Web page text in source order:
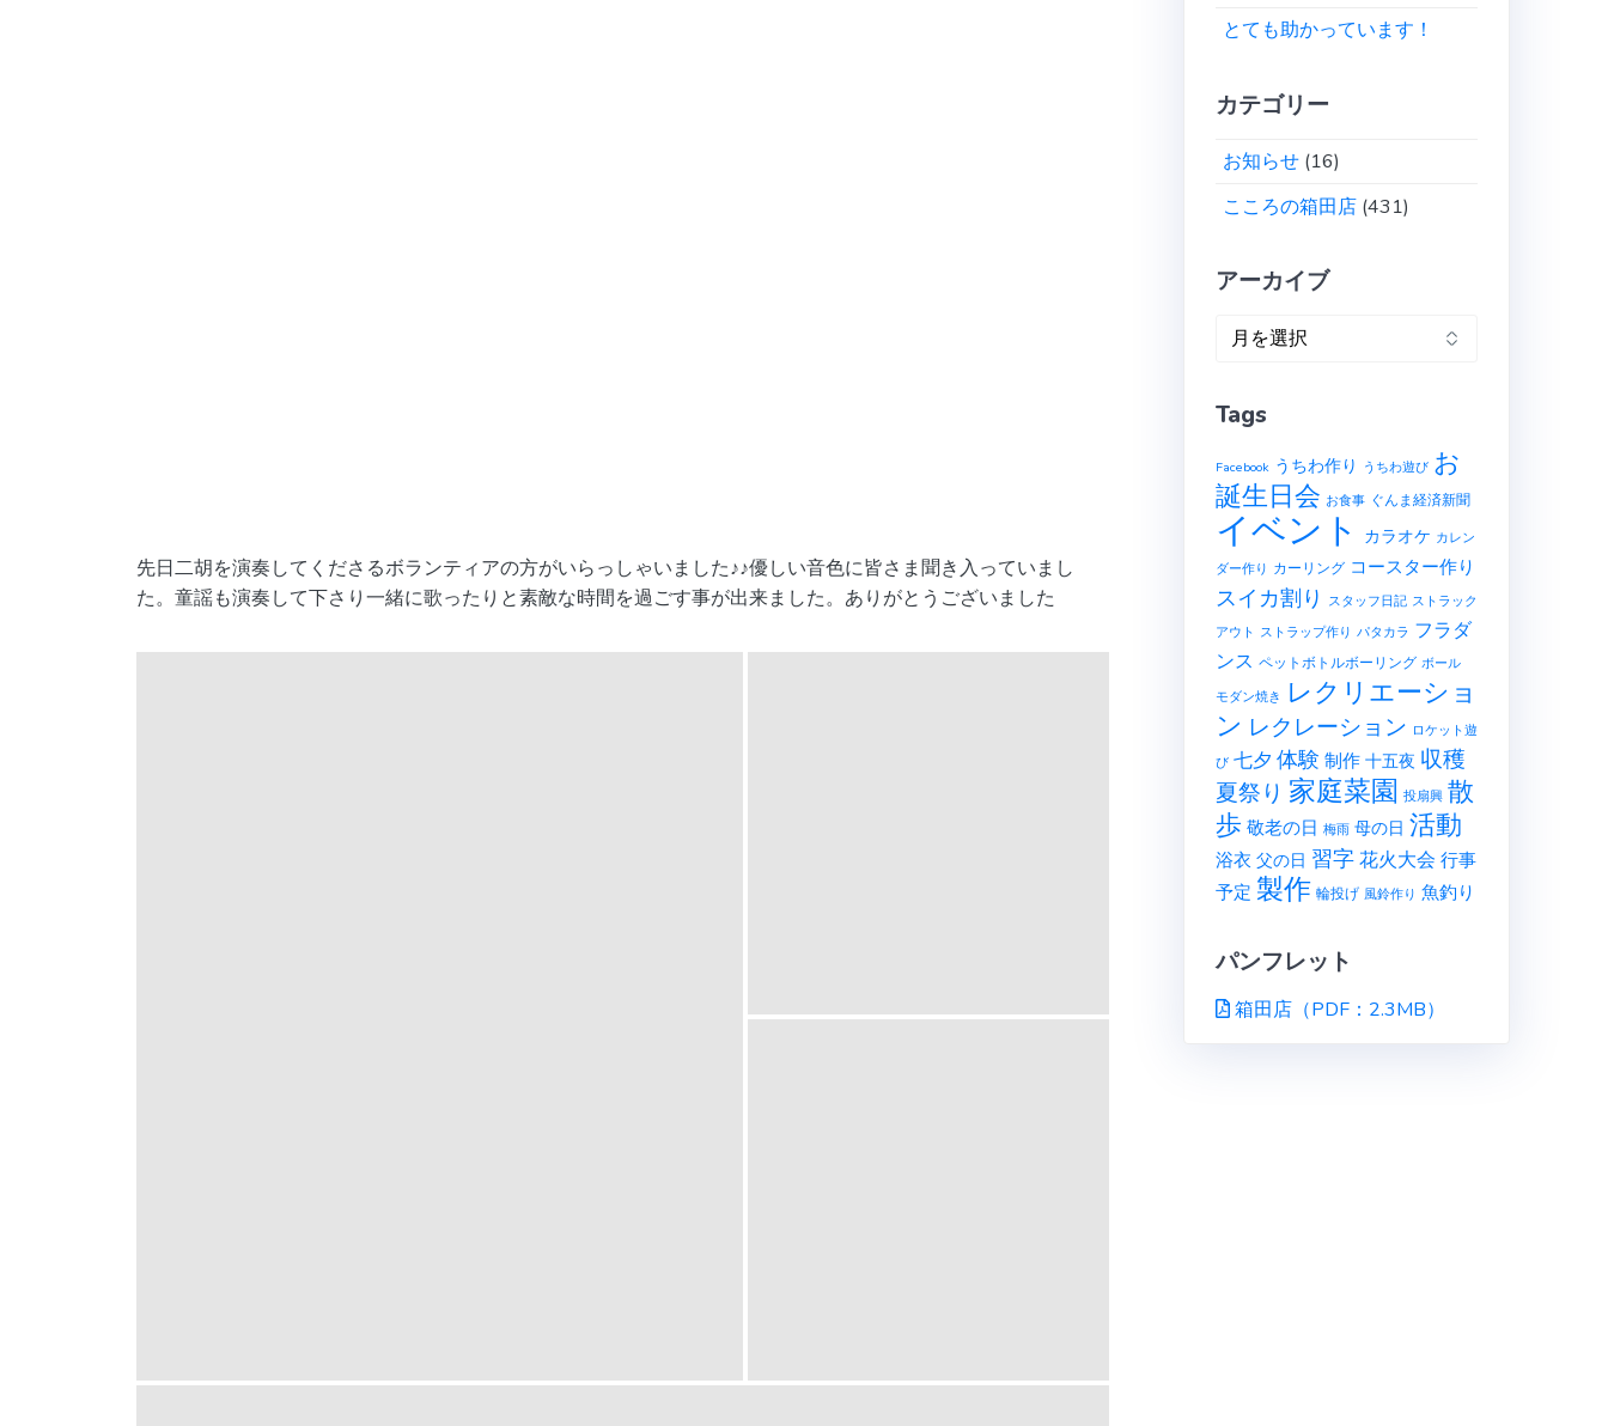
先日二胡を演奏してくださるボランティアの方がいらっしゃいました♪♪優しい音色に皆さま聞き入っていまし
た。童謡も演奏して下さり一緒に歌ったりと素敵な時間を過ごす事が出来ました。ありがとうございました
とても助かっています！
カテゴリー
お知らせ (16)
こころの箱田店 (431)
アーカイブ
イ
Tags
Facebook うちわ作り うちわ遊び お
誕生日会 お食事 ぐんま経済新聞
イベント カラオケ カレン
ダー作り カーリング コースター作り
スイカ割り スタッフ日記 ストラック
アウト ストラップ作り パタカラ フラダ
ンス ペットボトルボーリング ボール
モダン焼き レクリエーショ
ン レクレーション ロケット遊
び 七夕 体験 制作 十五夜 収穫
夏祭り 家庭菜園 投扇興 散
歩敬老の日 梅雨 母の日 活動
浴衣 父の日 習字花火大会 行事
予定 製作 輪投げ 風鈴作り 魚釣り
パンフレット
箱田店（PDF：2.3MB）